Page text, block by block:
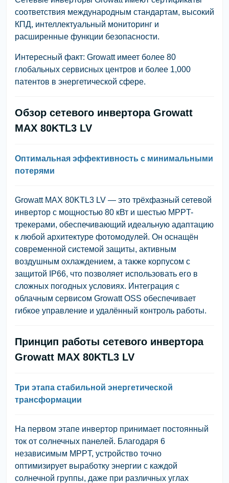
соответствия международным стандартам, высокий
КПД, интеллектуальный мониторинг и
расширенные функции безопасности.
Интересный факт: Growatt имеет более 80
глобальных сервисных центров и более 1,000
патентов в энергетической сфере.
Обзор сетевого инвертора Growatt
MAX 80KTL3 LV
Оптимальная эффективность с минимальными
потерями
Growatt MAX 80KTL3 LV — это трёхфазный сетевой
инвертор с мощностью 80 кВт и шестью MPPT-
трекерами, обеспечивающий идеальную адаптацию
к любой архитектуре фотомодулей. Он оснащён
современной системой защиты, активным
воздушным охлаждением, а также корпусом с
защитой IP66, что позволяет использовать его в
сложных погодных условиях. Интеграция с
облачным сервисом Growatt OSS обеспечивает
гибкое управление и удалённый контроль работы.
Принцип работы сетевого инвертора
Growatt MAX 80KTL3 LV
Три этапа стабильной энергетической
трансформации
На первом этапе инвертор принимает постоянный
ток от солнечных панелей. Благодаря 6
независимым MPPT, устройство точно
оптимизирует выработку энергии с каждой
солнечной группы, даже при различных углах